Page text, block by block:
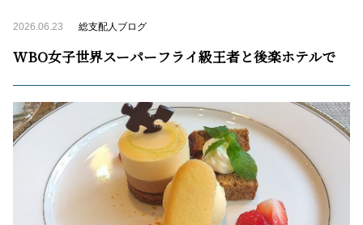
2026.06.23 総支配人ブログ
WBO女子世界スーパーフライ級王者と後楽ホテルで